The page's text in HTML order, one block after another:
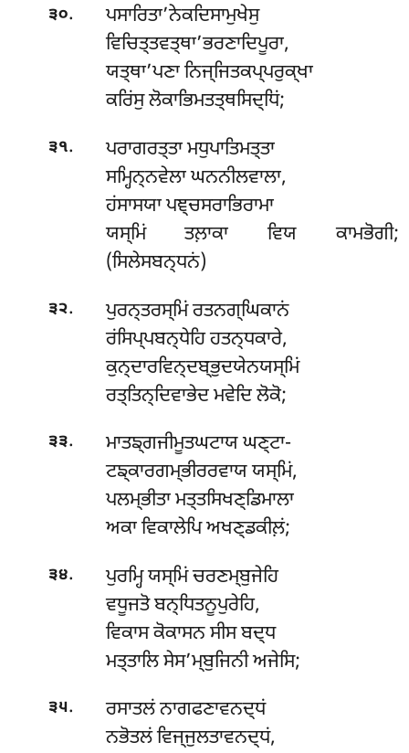
੩੦.
ਪਸਾਰਿਤਾ’ਨੇਕਦਿਸਾਮੁਖੇਸੁ
ਵਿਚਿਤ੍ਤਵਤ੍ਥਾ’ਭਰਣਾਦਿਪੂਰਾ,
ਯਤ੍ਥਾ’ਪਣਾ ਨਿਜ੍ਜਿਤਕਪ੍ਪਰੁਕ੍ਖਾ
ਕਰਿਂਸੁ ਲੋਕਾਭਿਮਤਤ੍ਥਸਿਦ੍ਧਿਂ;
੩੧.
ਪਰਾਗਰਤ੍ਤਾ ਮਧੁਪਾਤਿਮਤ੍ਤਾ
ਸਮ੍ਹਿਨ੍ਨਵੇਲਾ ਘਨਨੀਲਵਾਲਾ,
ਹਂਸਾਸਯਾ ਪਞ੍ਚਸਰਾਭਿਰਾਮਾ
ਯਸ੍ਮਿਂ ਤਲ਼ਾਕਾ ਵਿਯ ਕਾਮਭੋਗੀ;
(ਸਿਲੇਸਬਨ੍ਧਨਂ)
੩੨.
ਪੁਰਨ੍ਤਰਸ੍ਮਿਂ ਰਤਨਗ੍ਘਿਕਾਨਂ
ਰਂਸਿਪ੍ਪਬਨ੍ਧੇਹਿ ਹਤਨ੍ਧਕਾਰੇ,
ਕੁਨ੍ਦਾਰਵਿਨ੍ਦਬ੍ਭੁਦਯੇਨਯਸ੍ਮਿਂ
ਰਤ੍ਤਿਨ੍ਦਿਵਾਭੇਦ ਮਵੇਦਿ ਲੋਕੋ;
੩੩.
ਮਾਤਙ੍ਗਜੀਮੂਤਘਟਾਯ ਘਣ੍ਟਾ-
ਟਙ੍ਕਾਰਗਮ੍ਭੀਰਰਵਾਯ ਯਸ੍ਮਿਂ,
ਪਲਮ੍ਭੀਤਾ ਮਤ੍ਤਸਿਖਣ੍ਡਿਮਾਲਾ
ਅਕਾ ਵਿਕਾਲੇਪਿ ਅਖਣ੍ਡਕੀਲ਼ਂ;
੩੪.
ਪੁਰਮ੍ਹਿ ਯਸ੍ਮਿਂ ਚਰਣਮ੍ਬੁਜੇਹਿ
ਵਧੂਜਤੋ ਬਨ੍ਧਿਤਨੂਪੁਰੇਹਿ,
ਵਿਕਾਸ ਕੋਕਾਸਨ ਸੀਸ ਬਦ੍ਧ
ਮਤ੍ਤਾਲਿ ਸੇਸ’ਮ੍ਬੁਜਿਨੀ ਅਜੇਸਿ;
੩੫.
ਰਸਾਤਲਂ ਨਾਗਫਣਾਵਨਦ੍ਧਂ
ਨਭੋਤਲਂ ਵਿਜ੍ਜੁਲਤਾਵਨਦ੍ਧਂ,